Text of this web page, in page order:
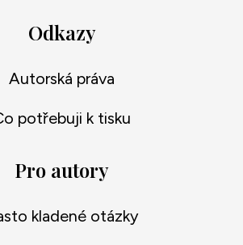
Odkazy
Autorská práva
potřebuji k tisku
Pro autory
kladené otázky